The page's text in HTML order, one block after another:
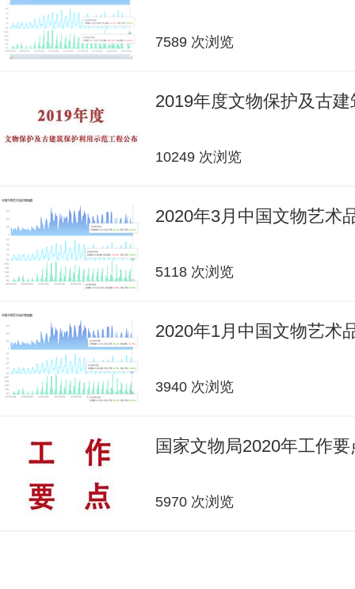
7589 次浏览
2019年度文物保护及古
10249 次浏览
2020年3月中国文物艺术
5118 次浏览
2020年1月中国文物艺术
3940 次浏览
国家文物局2020年工作要
5970 次浏览